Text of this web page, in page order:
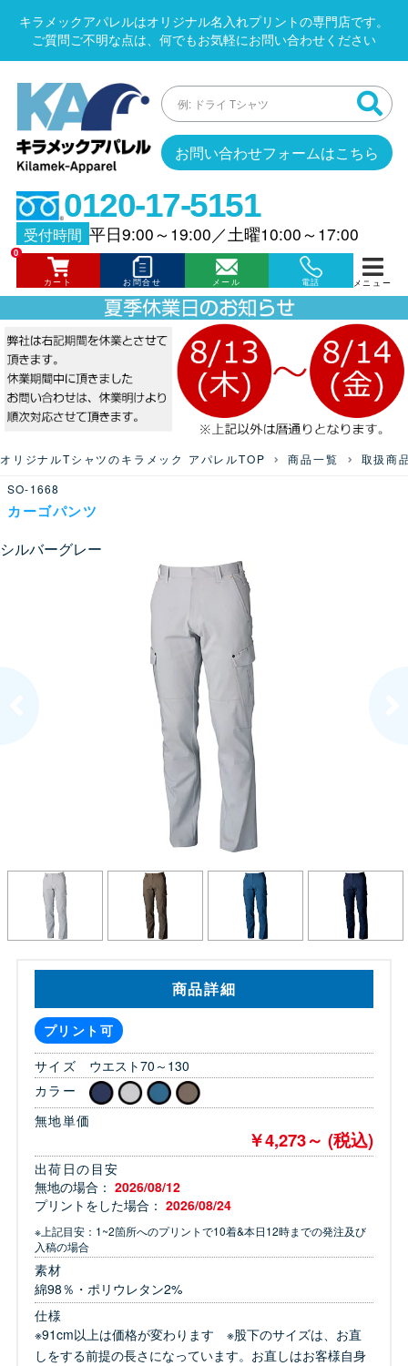
キラメックアパレルはオリジナル名入れプリントの専門店です。
ご質問ご不明な点は、何でもお気軽にお問い合わせください
お問い合わせフォームはこちら
0120-17-5151
受付時間 平日9:00～19:00／土曜10:00～17:00
カート
0
お問合せ メール 電話 メニュー
オリジナルTシャツのキラメック アパレルTOP 商品一覧
取扱商
SO-1668
カーゴパンツ
シルバーグレー
商品詳細
プリント可
サイズ
ウエスト70～130
カラー
無地単価
￥4,273～ (税込)
出荷日の目安
無地の場合： 2026/08/12
プリントをした場合： 2026/08/24
※上記目安：1~2箇所へのプリントで10着&本日12時までの発注及び
入稿の場合
素材
綿98％・ポリウレタン2%
仕様
※91cm以上は価格が変わります ※股下のサイズは、お直
しをする前提の長さになっています。お直しはお客様自身